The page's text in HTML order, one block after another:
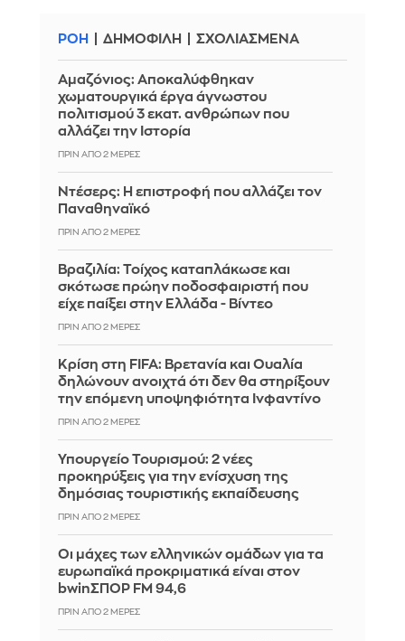
ΡΟΗ ΔΗΜΟΦΙΛΗ ΣΧΟΛΙΑΣΜΕΝΑ
Αμαζόνιος: Αποκαλύφθηκαν
χωματουργικά έργα άγνωστου
πολιτισμού 3 εκατ. ανθρώπων που
αλλάζει την Iστορία
ΠΡΙΝ ΑΠΌ 2 ΜΈΡΕΣ
Ντέσερς: Η επιστροφή που αλλάζει τον
Παναθηναϊκό
ΠΡΙΝ ΑΠΌ 2 ΜΈΡΕΣ
Βραζιλία: Τοίχος καταπλάκωσε και
σκότωσε πρώην ποδοσφαιριστή που
είχε παίξει στην Ελλάδα - Βίντεο
ΠΡΙΝ ΑΠΌ 2 ΜΈΡΕΣ
Κρίση στη FIFA: Βρετανία και Ουαλία
δηλώνουν ανοιχτά ότι δεν θα στηρίξουν
την επόμενη υποψηφιότητα Ινφαντίνο
ΠΡΙΝ ΑΠΌ 2 ΜΈΡΕΣ
Υπουργείο Τουρισμού: 2 νέες
προκηρύξεις για την ενίσχυση της
δημόσιας τουριστικής εκπαίδευσης
ΠΡΙΝ ΑΠΌ 2 ΜΈΡΕΣ
Οι μάχες των ελληνικών ομάδων για τα
ευρωπαϊκά προκριματικά είναι στον
bwinΣΠΟΡ FM 94,6
ΠΡΙΝ ΑΠΌ 2 ΜΈΡΕΣ